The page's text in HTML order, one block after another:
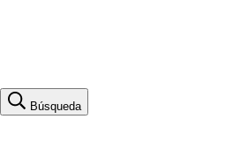
Búsqueda